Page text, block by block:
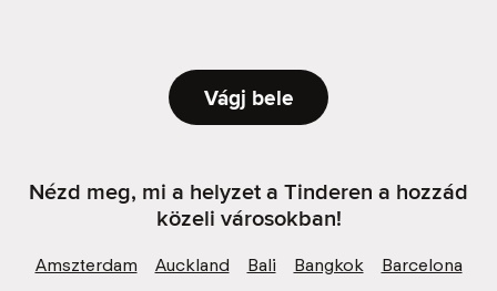
Vágj bele
Nézd meg, mi a helyzet a Tinderen a hozzád
közeli városokban!
Amszterdam Auckland Bali Bangkok
Barcelona